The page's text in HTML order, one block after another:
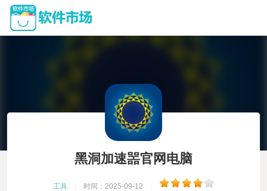
黑洞加速噐官网电脑
工具 时间：2025-09-12